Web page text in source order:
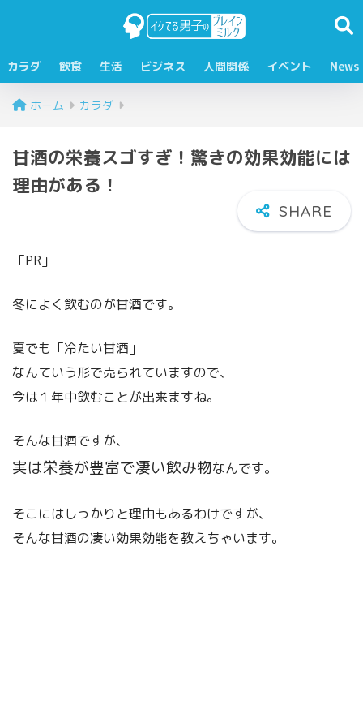
カラダ 飲食 生活 ビジネス 人間関係 イベント News
ホーム カラダ
甘酒の栄養スゴすぎ！驚きの効果効能には
理由がある！
「PR」
冬によく飲むのが甘酒です。
夏でも「冷たい甘酒」
なんていう形で売られていますので、
今は１年中飲むことが出来ますね。
そんな甘酒ですが、
実は栄養が豊富で凄い飲み物なんです。
そこにはしっかりと理由もあるわけですが、
そんな甘酒の凄い効果効能を教えちゃいます。